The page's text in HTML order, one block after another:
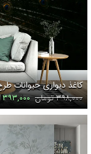
کاغذ دیواری حیوانات
۳۹۸,۰۰۰ تومان
۳۹۳,۰۰۰ تومان/ مترمربع